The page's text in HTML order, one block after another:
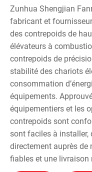
Zunhua Shengjian
fabricant et
des contrepoids de
élévateurs à
contrepoids de
stabilité des chariots
consommation
équipements.
équipementiers et les
contrepoids sont
sont faciles à installer,
directement auprès de
fiables et une livraison